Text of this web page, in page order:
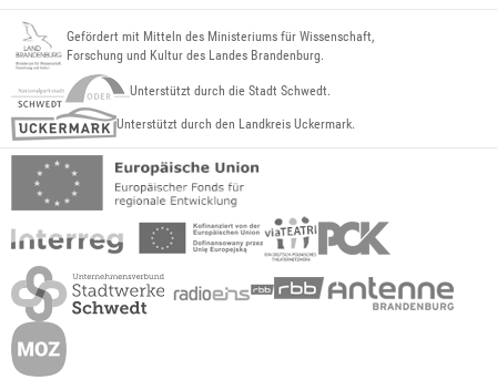
Gefördert mit Mitteln des Ministeriums für Wissenschaft,
Forschung und Kultur des Landes Brandenburg.
Unterstützt durch die Stadt Schwedt.
Unterstützt durch den Landkreis Uckermark.